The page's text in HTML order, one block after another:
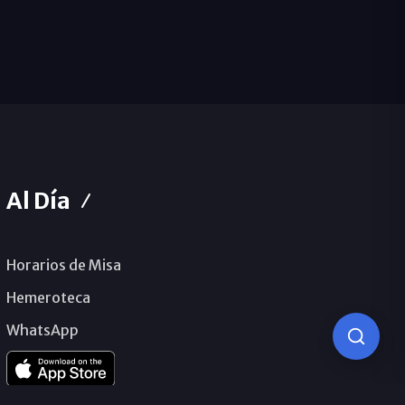
Al Día
Horarios de Misa
Hemeroteca
WhatsApp